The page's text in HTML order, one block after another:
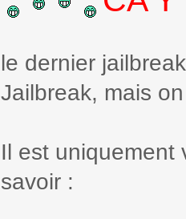
le dernier
Jailbreak, mais
Il est
savoir :